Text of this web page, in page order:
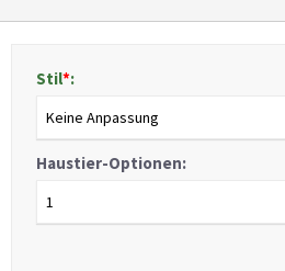
Stil*:
Keine Anpassung
Haustier-Optionen:
1